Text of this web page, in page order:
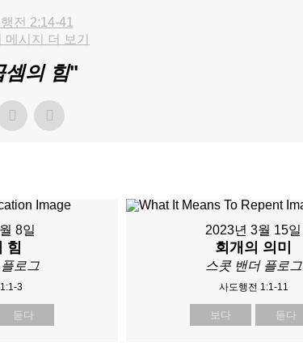
전 2:14-41
시지 더 보기
셈의 힘"
8일
힘
로그
3
듣다
2023년 3월 15일
회개의 의미
스콧 밴더 플로그
사도행전 1:1-11
보다 듣다